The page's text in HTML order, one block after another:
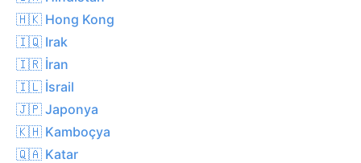
🇭🇰 Hong Kong
🇮🇶 Irak
🇮🇷 İran
🇮🇱 İsrail
🇯🇵 Japonya
🇰🇭 Kamboçya
🇶🇦 Katar